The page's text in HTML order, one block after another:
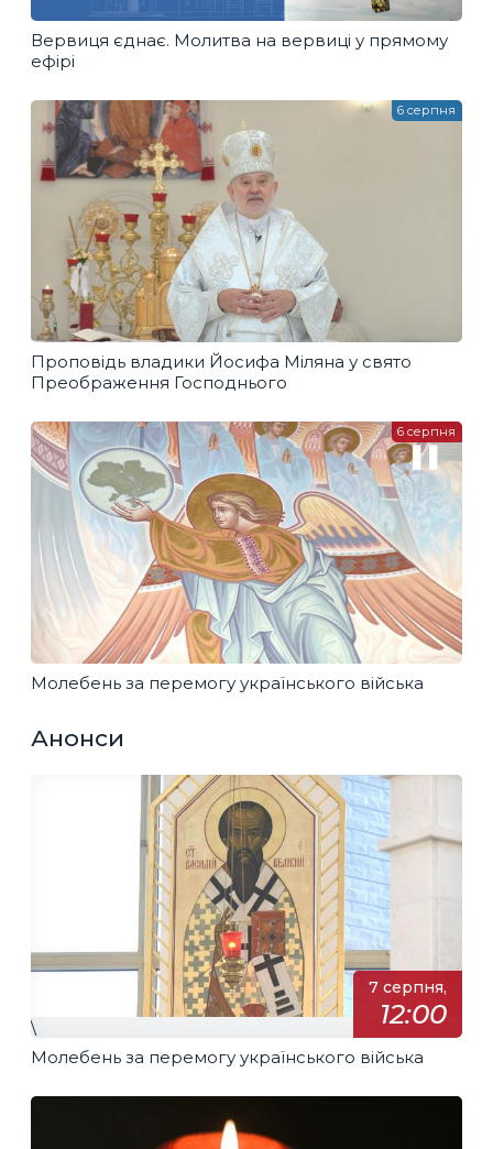
Вервиця єднає. Молитва на вервиці у прямому
ефірі
Проповідь владики Йосифа Міляна у свято
Преображення Господнього
6 серпня
Молебень за перемогу українського війська
6 серпня
Анонси
7 серпня,
12:00
\
Молебень за перемогу українського війська